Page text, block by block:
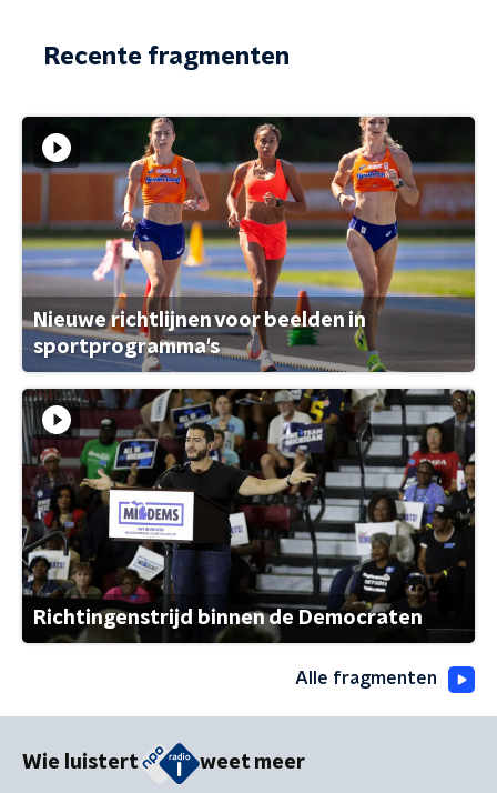
Recente fragmenten
Nieuwe richtlijnen voor beelden in
sportprogramma's
Richtingenstrijd binnen de Democraten
Alle fragmenten
Wie luistert weet meer